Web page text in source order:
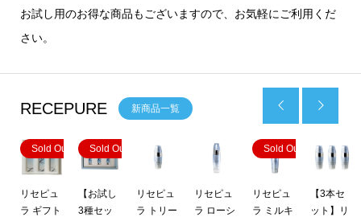
お試し用のお得な商品もございますので、お気軽にご利用くだ
さい。
RECEPURE 新商品一覧 
Sold Out
リセピュ
ラ ギフト
Sold Out
【お試し
3種セッ
リセピュ
ラ トリー
リセピュ
ラ ローシ
Sold Out
リセピュ
ラ ミルキ
【3本セ
ット】リ
